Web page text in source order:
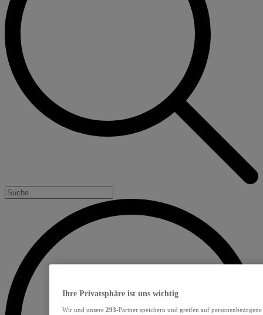
Ihre Privatsphäre ist uns wichtig
Wir und unsere 293-Partner speichern und greifen auf